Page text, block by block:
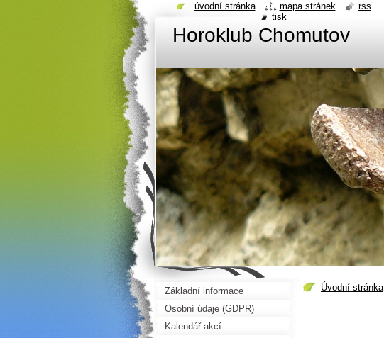
Horoklub Chomutov
Úvodní stránka
Základní informace
Osobní údaje (GDPR)
Kalendář akcí
úvodní stránka mapa stránek
rss
tisk